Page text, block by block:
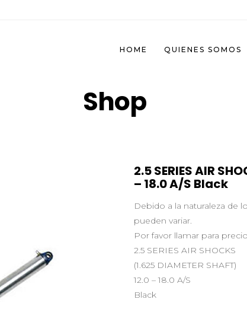
HOME QUIENES SOMOS
Shop
2.5 SERIES AIR
– 18.0 A/S Black
Debido a la naturaleza de
pueden variar.
Por favor llamar para
2.5 SERIES AIR SHOCKS
(1.625 DIAMETER SHAFT)
12.0 – 18.0 A/S
Black